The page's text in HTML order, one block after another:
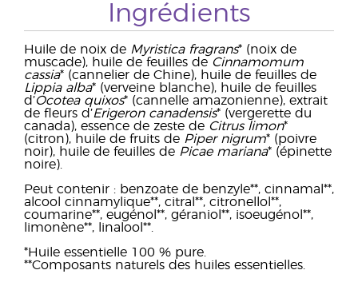
Ingrédients
Huile de noix de Myristica fragrans* (noix de
muscade), huile de feuilles de Cinnamomum
cassia* (cannelier de Chine), huile de feuilles de
Lippia alba* (verveine blanche), huile de feuilles
d’Ocotea quixos* (cannelle amazonienne), extrait
de fleurs d’Erigeron canadensis* (vergerette du
canada), essence de zeste de Citrus limon*
(citron), huile de fruits de Piper nigrum* (poivre
noir), huile de feuilles de Picae mariana* (épinette
noire).
Peut contenir : benzoate de benzyle**, cinnamal**,
alcool cinnamylique**, citral**, citronellol**,
coumarine**, eugénol**, géraniol**, isoeugénol**,
limonène**, linalool**.
*Huile essentielle 100 % pure.
**Composants naturels des huiles essentielles.